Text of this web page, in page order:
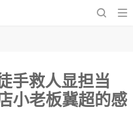
显担当——记32岁烧烤店小老板冀超的感
手救人显担当
老板冀超的感